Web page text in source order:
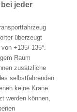
jeder
überzeugt
+135/-135°.
Raum
zusätzliche
selbstfahrenden
keine Krane
werden können,